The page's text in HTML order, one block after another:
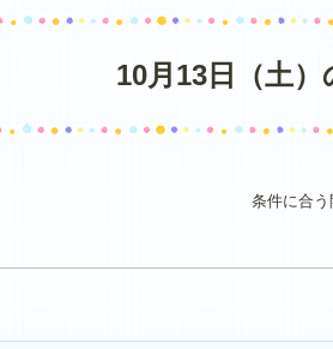
10月13日（土
条件に合